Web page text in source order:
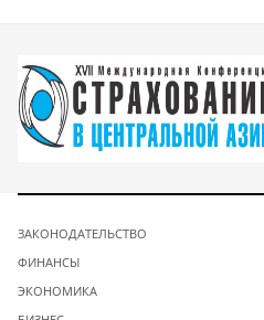
ЗАКОНОДАТЕЛЬСТВО
ФИНАНСЫ
ЭКОНОМИКА